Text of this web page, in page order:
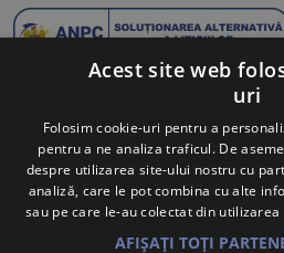
Abonează-te la Newsletter
Te anunțăm când avem oferte
tale preferate.
Acest site web
uri
Folosim cookie-uri pentru a
pentru a ne analiza traficul. De
despre utilizarea site-ului nostru cu
analiză, care le pot combina cu alte
sau pe care le-au colectat din
AFIȘAȚI TOȚI